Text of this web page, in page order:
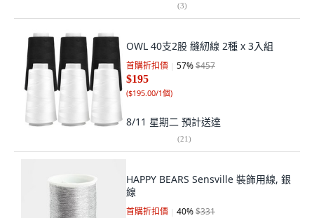
(3)
OWL 40支2股 縫紉線 2種 x 3入組
首購折扣價 57%$457
$195
($195.00/1個)
8/11 星期二 預計送達
(21)
HAPPY BEARS Sensville 裝飾用線, 銀
線
首購折扣價 40%$331